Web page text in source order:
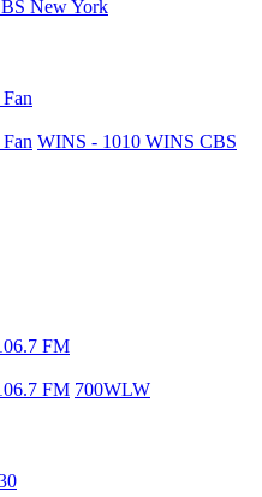
New York
WINS - 1010 WINS CBS
FM
FM 700WLW